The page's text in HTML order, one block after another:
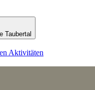
Taubertal
Aktivitäten